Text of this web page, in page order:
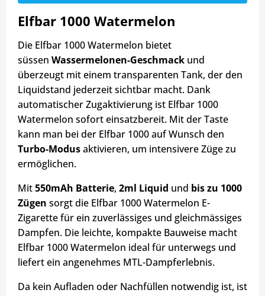
Elfbar 1000 Watermelon
Die Elfbar 1000 Watermelon bietet
süssen Wassermelonen-Geschmack und
überzeugt mit einem transparenten Tank, der den
Liquidstand jederzeit sichtbar macht. Dank
automatischer Zugaktivierung ist Elfbar 1000
Watermelon sofort einsatzbereit. Mit der Taste
kann man bei der Elfbar 1000 auf Wunsch den
Turbo-Modusaktivieren, um intensivere Züge zu
ermöglichen.
Mit550mAh Batterie, 2ml Liquid und bis zu 1000
Zügen sorgt die Elfbar 1000 Watermelon E-
Zigarette für ein zuverlässiges und gleichmässiges
Dampfen. Die leichte, kompakte Bauweise macht
Elfbar 1000 Watermelon ideal für unterwegs und
liefert ein angenehmes MTL-Dampferlebnis.
Da kein Aufladen oder Nachfüllen notwendig ist, ist